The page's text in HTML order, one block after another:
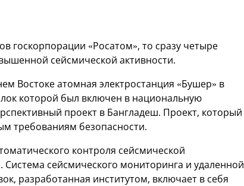
госкорпорации «Росатом», то сразу четыре
сейсмической активности.
Востоке атомная электростанция «Бушер» в
которой был включен в национальную
проект в Бангладеш. Проект, который
требованиям безопасности.
контроля сейсмической
сейсмического мониторинга и удаленной
разработанная институтом, включает в себя